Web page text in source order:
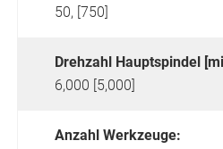
50, [750]
Drehzahl Hauptspindel
6,000 [5,000]
Anzahl Werkzeuge: